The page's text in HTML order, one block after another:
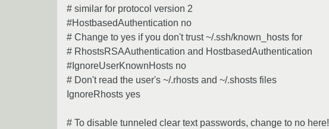
# similar for protocol version 2
#HostbasedAuthentication no
# Change to yes if you don't trust ~/.ssh/known_hosts for
# RhostsRSAAuthentication and HostbasedAuthentication
#IgnoreUserKnownHosts no
# Don't read the user's ~/.rhosts and ~/.shosts files
IgnoreRhosts yes
# To disable tunneled clear text passwords, change to no here!